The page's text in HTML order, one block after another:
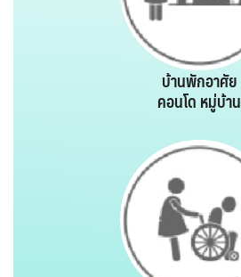
บ้านพักอาศัย
คอนโด หมู่บ้าน